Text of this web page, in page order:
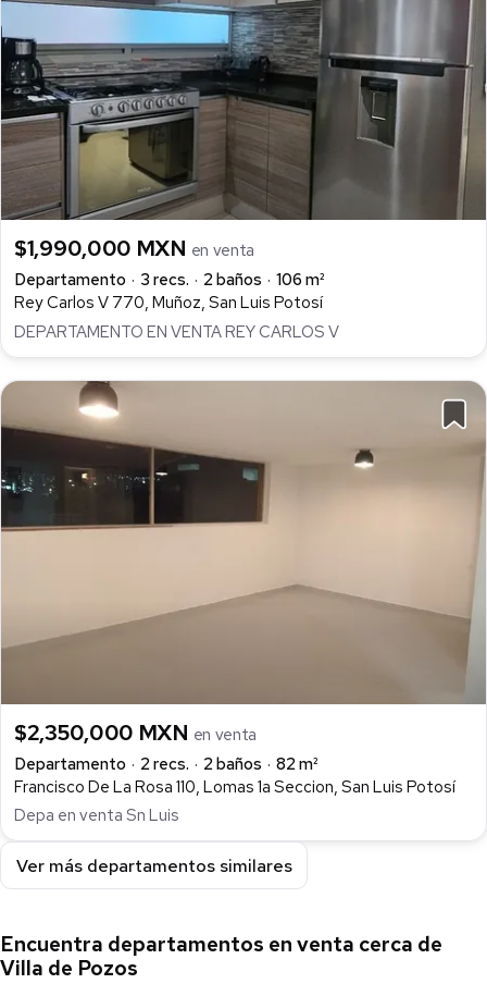
$1,990,000 MXN en venta
Departamento
3 recs. 2 baños
106 m²
Rey Carlos V 770, Muñoz, San Luis Potosí
DEPARTAMENTO EN VENTA REY CARLOS V
$2,350,000 MXN en venta
Departamento
2 recs. 2 baños
82 m²
Francisco De La Rosa 110, Lomas 1a Seccion, San Luis Potosí
Depa en venta Sn Luis
Ver más departamentos similares
Encuentra departamentos en venta cerca de
Villa de Pozos